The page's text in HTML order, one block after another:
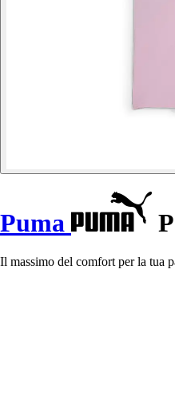
Puma
Il massimo del comfort per la tua